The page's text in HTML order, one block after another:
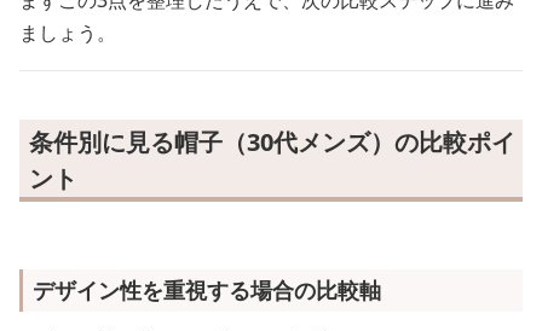
ましょう。
条件別に見る帽子（30代メンズ）の比較ポイ
ント
デザイン性を重視する場合の比較軸